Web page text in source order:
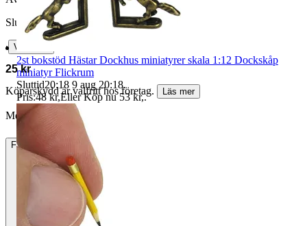
Slutpris
∙ Visa bud
25 kr
Köparskydd är valfritt hos företag.
Läs mer
Menneskebarn vann auktionen
Frakt Fri frakt Annat fraktsätt
2st bokstöd Hästar Dockhus miniatyrer skala 1:12 Dockskåp
miniatyr Flickrum
Sluttid20:18 9 aug 20:18.
Pris:48 kr,Eller Köp nu 53 kr,.